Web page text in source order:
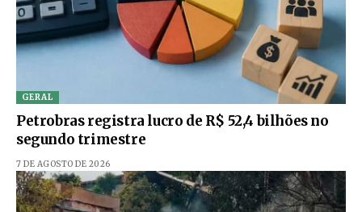
GERAL
Petrobras registra lucro de R$ 52,4 bilhões no
segundo trimestre
7 DE AGOSTO DE 2026